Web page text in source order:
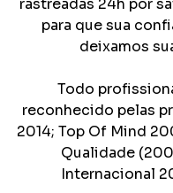
rastreadas 24h por
para que sua
deixamos
Todo
reconhecido pelas
2014; Top Of Mind
Qualidade
Internacional